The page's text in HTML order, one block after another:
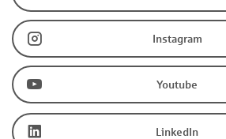
Instagram
Youtube
LinkedIn